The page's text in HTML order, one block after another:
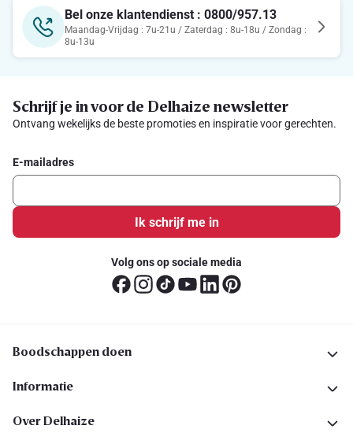
Bel onze klantendienst : 0800/957.13
Maandag-Vrijdag : 7u-21u / Zaterdag : 8u-18u / Zondag :
8u-13u
Schrijf je in voor de Delhaize newsletter
Ontvang wekelijks de beste promoties en inspiratie voor gerechten.
E-mailadres
Ik schrijf me in
Volg ons op sociale media
Boodschappen doen
Informatie
Over Delhaize